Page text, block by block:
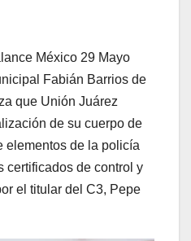
México 29 Mayo
Fabián Barrios de
que Unión Juárez
de su cuerpo de
elementos de la policía
certificados de control y
el titular del C3, Pepe